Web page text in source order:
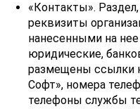
«Контакты».
реквизиты
нанесенными на
юридические,
размещены ссылки
Софт», номера
телефоны службы